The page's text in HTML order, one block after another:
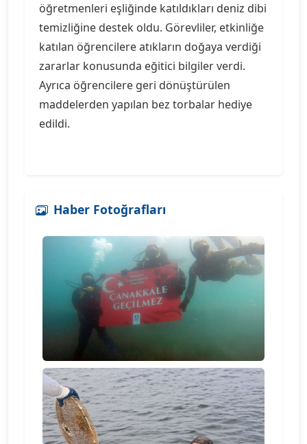
öğretmenleri eşliğinde katıldıkları deniz dibi
temizliğine destek oldu. Görevliler, etkinliğe
katılan öğrencilere atıkların doğaya verdiği
zararlar konusunda eğitici bilgiler verdi.
Ayrıca öğrencilere geri dönüştürülen
maddelerden yapılan bez torbalar hediye
edildi.
Haber Fotoğrafları